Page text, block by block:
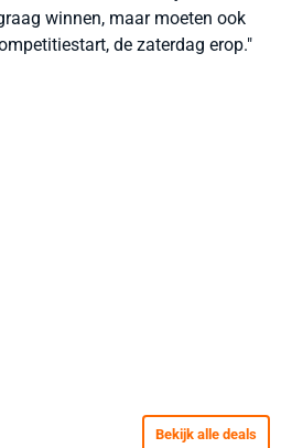
winnen, maar moeten ook
de zaterdag erop."
Bekijk alle deals